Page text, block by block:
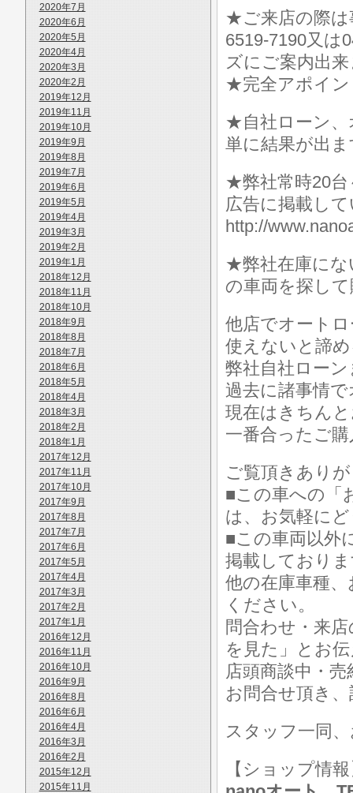
2020年7月
2020年6月
2020年5月
2020年4月
2020年3月
2020年2月
2019年12月
2019年11月
2019年10月
2019年9月
2019年8月
2019年7月
2019年6月
2019年5月
2019年4月
2019年3月
2019年2月
2019年1月
2018年12月
2018年11月
2018年10月
2018年9月
2018年8月
2018年7月
2018年6月
2018年5月
2018年4月
2018年3月
2018年2月
2018年1月
2017年12月
2017年11月
2017年10月
2017年9月
2017年8月
2017年7月
2017年6月
2017年5月
2017年4月
2017年3月
2017年2月
2017年1月
2016年12月
2016年11月
2016年10月
2016年9月
2016年8月
2016年6月
2016年4月
2016年3月
2016年2月
2015年12月
2015年11月
★ご来店の際は
6519-7190又は
ズにご案内出
★完全アポイ
★自社ローン、
単に結果が出
★弊社常時20台
広告に掲載し
http://
★弊社在庫にな
の車両を探し
他店でオート
使えないと諦
弊社自社ロー
過去に諸事情
現在はきちん
一番合ったご
ご覧頂きあり
■この車への「
は、お気軽に
■この車両以外
掲載しており
他の在庫車種
ください。
問合わせ・来
を見た」とお
店頭商談中・
お問合せ頂き
スタッフ一同
【ショップ情